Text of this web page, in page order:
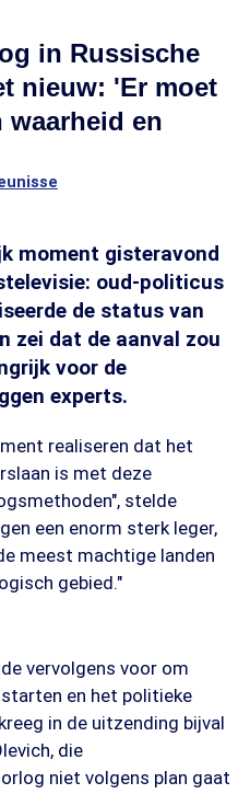
in Russische
nieuw: 'Er moet
waarheid en
moment gisteravond
oud-politicus
de status van
zei dat de aanval zou
voor de
experts.
realiseren dat het
is met deze
stelde
een enorm sterk leger,
meest machtige landen
gebied."
vervolgens voor om
en het politieke
in de uitzending bijval
die
niet volgens plan gaat